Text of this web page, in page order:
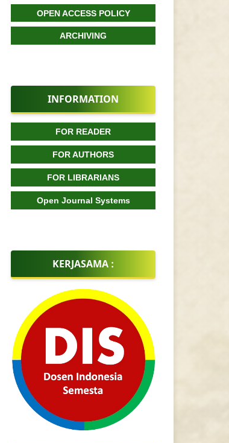
OPEN ACCESS POLICY
ARCHIVING
INFORMATION
FOR READER
FOR AUTHORS
FOR LIBRARIANS
Open Journal Systems
KERJASAMA :